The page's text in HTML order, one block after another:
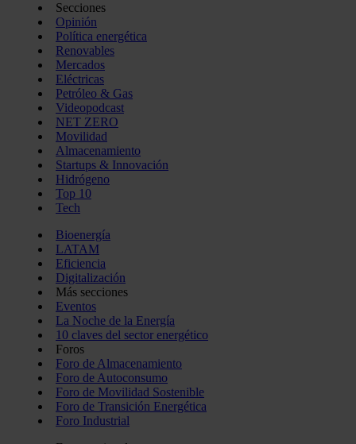
Secciones
Opinión
Política energética
Renovables
Mercados
Eléctricas
Petróleo & Gas
Videopodcast
NET ZERO
Movilidad
Almacenamiento
Startups & Innovación
Hidrógeno
Top 10
Tech
Bioenergía
LATAM
Eficiencia
Digitalización
Más secciones
Eventos
La Noche de la Energía
10 claves del sector energético
Foros
Foro de Almacenamiento
Foro de Autoconsumo
Foro de Movilidad Sostenible
Foro de Transición Energética
Foro Industrial